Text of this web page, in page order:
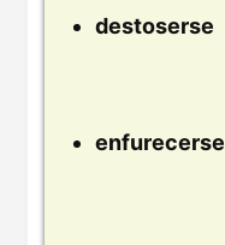
destoserse
enfurecerse